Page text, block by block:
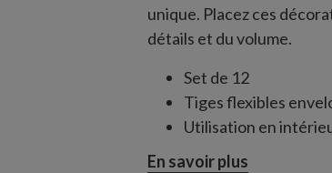
unique. Placez ces
détails et du volume.
Set de 12
Tiges flexibles
Utilisation en
En savoir plus